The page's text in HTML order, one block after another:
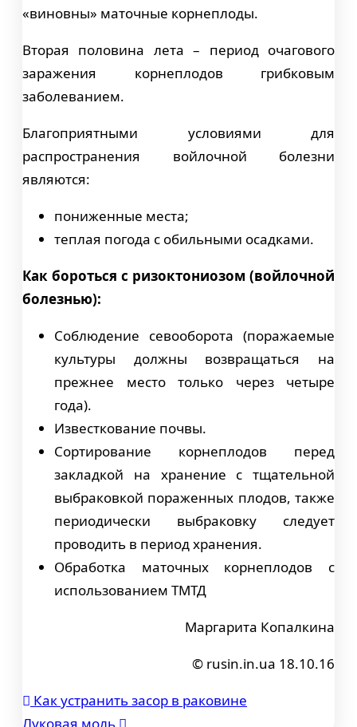
«виновны» маточные корнеплоды.
Вторая половина лета – период очагового
заражения корнеплодов грибковым
заболеванием.
Благоприятными условиями для
распространения войлочной болезни
являются:
пониженные места;
теплая погода с обильными осадками.
Как бороться с ризоктониозом (войлочной
болезнью):
Соблюдение севооборота (поражаемые
культуры должны возвращаться на
прежнее место только через четыре
года).
Известкование почвы.
Сортирование корнеплодов перед
закладкой на хранение с тщательной
выбраковкой пораженных плодов, также
периодически выбраковку следует
проводить в период хранения.
Обработка маточных корнеплодов с
использованием ТМТД
Маргарита Копалкина
© rusin.in.ua 18.10.16
Навигация
Как устранить засор в раковине